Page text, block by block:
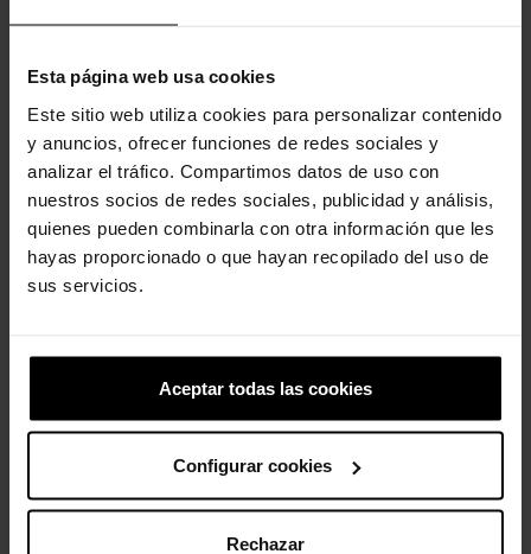
Esta página web usa cookies
Este sitio web utiliza cookies para personalizar contenido
y anuncios, ofrecer funciones de redes sociales y
analizar el tráfico. Compartimos datos de uso con
nuestros socios de redes sociales, publicidad y análisis,
quienes pueden combinarla con otra información que les
hayas proporcionado o que hayan recopilado del uso de
sus servicios.
Aceptar todas las cookies
Configurar cookies
Rechazar
acolchoada e oferecem um convite constante para se sentir
Incrivelmente leve e divertido de usar.
ajudam a eliminar água e resíduos.
Fácil de limpar e rápido de secar.
Tiras giratórias no calcanhar para um ajuste mais seguro.
Personalizável com pingentes Jibbitz™.
Icônico Crocs Comfort™: Leve. Flexível. Conforto de 36 graus.
Clientes que compraram este
produto também compraram: